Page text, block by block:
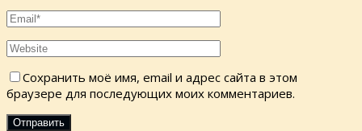
Сохранить моё имя, email и адрес сайта в этом
браузере для последующих моих комментариев.